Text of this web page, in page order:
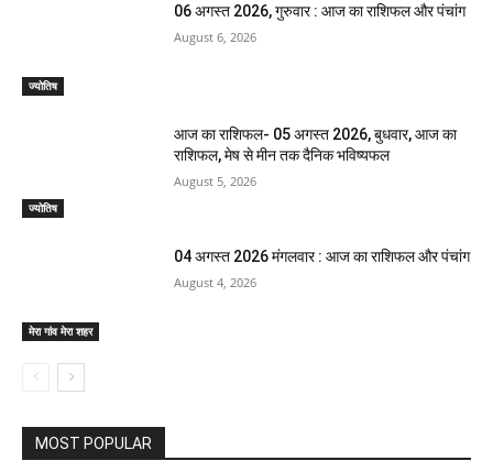
ज्योतिष
06 अगस्त 2026, गुरुवार : आज का राशिफल और पंचांग
August 6, 2026
ज्योतिष
आज का राशिफल- 05 अगस्त 2026, बुधवार, आज का
राशिफल, मेष से मीन तक दैनिक भविष्यफल
August 5, 2026
मेरा गांव मेरा शहर
04 अगस्त 2026 मंगलवार : आज का राशिफल और पंचांग
August 4, 2026
MOST POPULAR